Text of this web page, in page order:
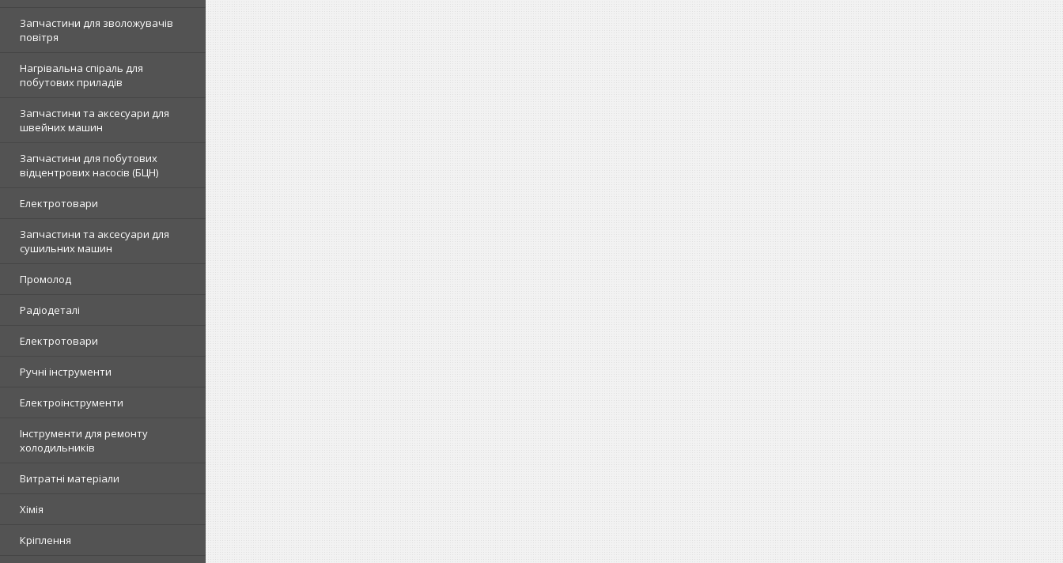
Запчастини для зволожувачів
повітря
Нагрівальна спіраль для
побутових приладів
Запчастини та аксесуари для
швейних машин
Запчастини для побутових
відцентрових насосів (БЦН)
Електротовари
Запчастини та аксесуари для
сушильних машин
Промолод
Радіодеталі
Електротовари
Ручні інструменти
Електроінструменти
Інструменти для ремонту
холодильників
Витратні матеріали
Хімія
Кріплення